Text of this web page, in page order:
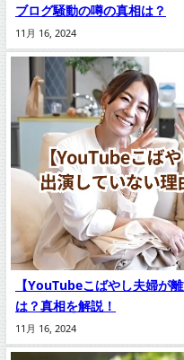
ブログ騒動の噂の真相は？
11月 16, 2024
【YouTubeこばやし夫婦が
は？真相を解説！
11月 16, 2024